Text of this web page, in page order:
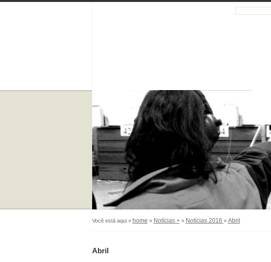
Você está aqui » home » Notícias +» Notícias 2016 » Abril
Abril